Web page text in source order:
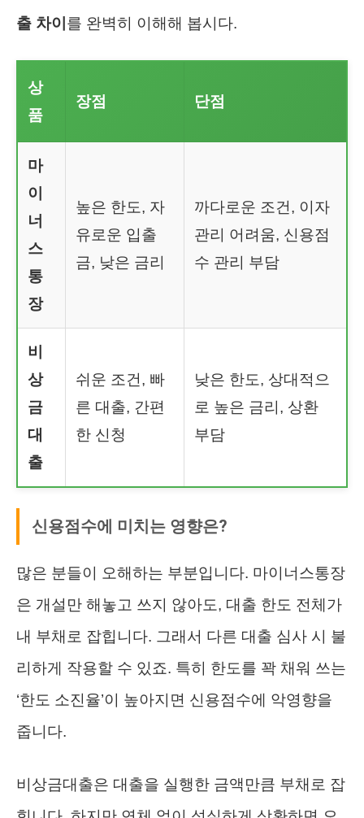
출 차이 를 완벽히 이해해 봅시다.
상
품
장점 단점
마
이
너
스
통
장
높은 한도, 자
유로운 입출
금, 낮은 금리
까다로운 조건, 이자
관리 어려움, 신용점
수 관리 부담
비
상
금
대
출
쉬운 조건, 빠
른 대출, 간편
한 신청
낮은 한도, 상대적으
로 높은 금리, 상환
부담
신용점수에 미치는 영향은?
많은 분들이 오해하는 부분입니다. 마이너스통장
은 개설만 해놓고 쓰지 않아도, 대출 한도 전체가
내 부채로 잡힙니다. 그래서 다른 대출 심사 시 불
리하게 작용할 수 있죠. 특히 한도를 꽉 채워 쓰는
‘한도 소진율’이 높아지면 신용점수에 악영향을
줍니다.
비상금대출은 대출을 실행한 금액만큼 부채로 잡